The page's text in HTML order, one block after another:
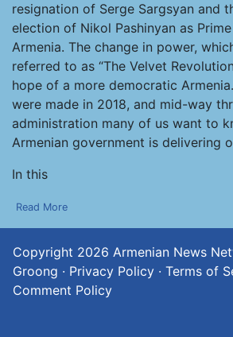
resignation of Serge Sargsyan and
election of Nikol Pashinyan as
Armenia. The change in power,
referred to as “The Velvet
hope of a more democratic
were made in 2018, and mid-way
administration many of us want to
Armenian government is delivering
In this
Read More
Copyright 2026 Armenian News
Groong · Privacy Policy · Terms of
Comment Policy